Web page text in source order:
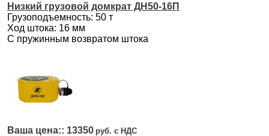
Низкий грузовой домкрат ДН50-16П
Грузоподъемность: 50 т
Ход штока: 16 мм
С пружинным возвратом штока
13350